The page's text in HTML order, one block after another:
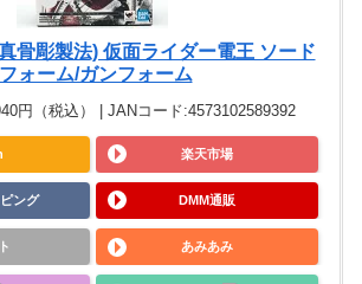
骨彫製法) 仮面ライダー電王 ソード
フォーム/ガンフォーム
円（税込） | JANコード:4573102589392
楽天市場
ング DMM通販
あみあみ